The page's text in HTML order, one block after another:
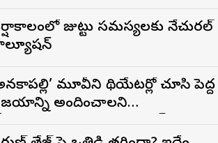
జుట్టు సమస్యలకు నేచురల్
మూవీని థియేటర్లో చూసి పెద్ద
అందించాలని